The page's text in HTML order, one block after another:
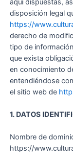
aquí dispuestas,
disposición legal
https://
derecho de
tipo de
que exista
en conocimiento
entendiéndose
el sitio web de
1. DATOS
Nombre de
https://